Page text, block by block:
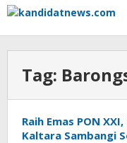
Lewati
konten
Tag:
Raih Emas PON
Kaltara Sambangi